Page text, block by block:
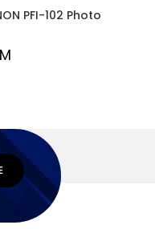
PFI-102 Photo